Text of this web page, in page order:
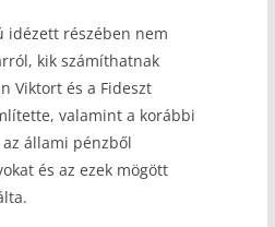
idézett részében nem
kik számíthatnak
Viktort és a Fideszt
valamint a korábbi
állami pénzből
és az ezek mögött